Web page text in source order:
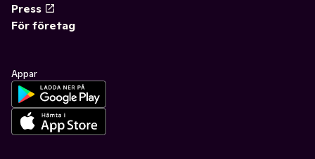
Press
För företag
Appar